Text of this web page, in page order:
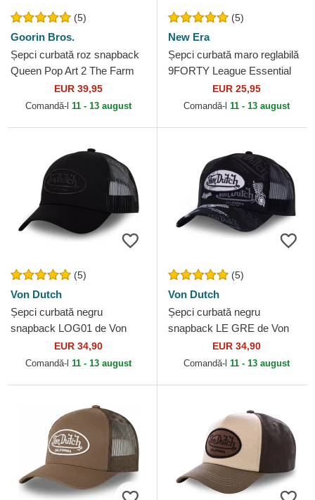
(5)
Goorin Bros.
Șepci curbată roz snapback
Queen Pop Art 2 The Farm
Goorin Bros.EUR 39,95
Comandă-l 11 - 13 august
(5)
New Era
Șepci curbată maro reglabilă
9FORTY League Essential
de New York Yankees MLB
de New Era
EUR 25,95
Comandă-l 11 - 13 august
(5)
Von Dutch
Șepci curbată negru
snapback LOG01 de Von
EUR 34,90
Comandă-l 11 - 13 august
(5)
Von Dutch
Șepci curbată negru
snapback LE GRE de Von
EUR 34,90
Comandă-l 11 - 13 august